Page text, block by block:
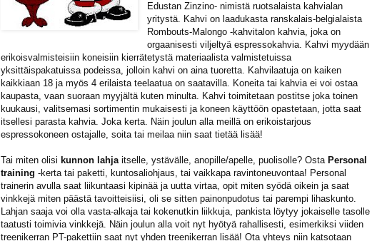
EdustanZinzino- nimistä ruotsalaista kahvialan
yritystä. Kahvi on laadukasta ranskalais-belgialaista
Rombouts-Malongo -kahvitalon kahvia, joka on
orgaanisesti viljeltyä espressokahvia. Kahvi myydään
erikoisvalmisteisiin koneisiin kierrätetystä materiaalista valmistetuissa
yksittäispakatuissa podeissa, jolloin kahvi on aina tuoretta. Kahvilaatuja on kaiken
kaikkiaan 18 ja myös 4 erilaista teelaatua on saatavilla. Koneita tai kahvia ei voi ostaa
kaupasta, vaan suoraan myyjältä kuten minulta. Kahvi toimitetaan postitse joka toinen
kuukausi, valitsemasi sortimentin mukaisesti ja koneen käyttöön opastetaan, jotta saat
itsellesi parasta kahvia. Joka kerta. Näin joulun alla meillä on erikoistarjous
espressokoneen ostajalle, soita tai meilaa niin saat tietää lisää!
Tai miten olisi kunnon lahjaitselle, ystävälle, anopille/apelle, puolisolle? Osta Personal
training -kerta tai paketti, kuntosaliohjaus, tai vaikkapa ravintoneuvontaa! Personal
trainerin avulla saat liikuntaasi kipinää ja uutta virtaa, opit miten syödä oikein ja saat
vinkkejä miten päästä tavoitteisiisi, oli se sitten painonpudotus tai parempi lihaskunto.
Lahjan saaja voi olla vasta-alkaja tai kokenutkin liikkuja, pankista löytyy jokaiselle tasolle
taatusti toimivia vinkkejä. Näin joulun alla voit nyt hyötyä rahallisesti, esimerkiksi viiden
treenikerran PT-pakettiin saat nyt yhden treenikerran lisää! Ota yhteys niin katsotaan